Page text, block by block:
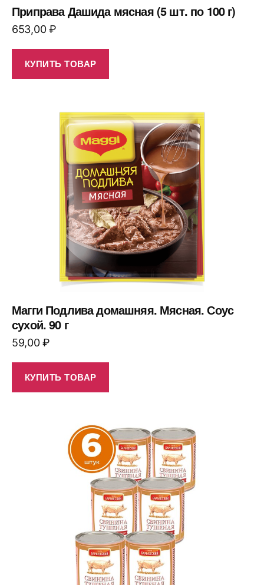
Приправа Дашида мясная (5 шт. по 100 г)
653,00₽
КУПИТЬ ТОВАР
Магги Подлива домашняя. Мясная. Соус
сухой. 90 г
59,00₽
КУПИТЬ ТОВАР